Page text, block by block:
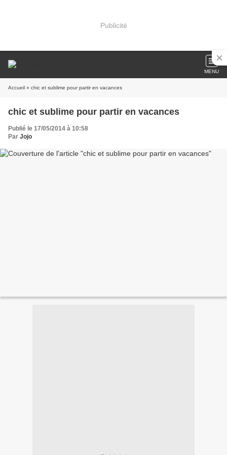
Publicité
MENU
Accueil » chic et sublime pour partir en vacances
chic et sublime pour partir en vacances
Publié le 17/05/2014 à 10:58
Par Jojo